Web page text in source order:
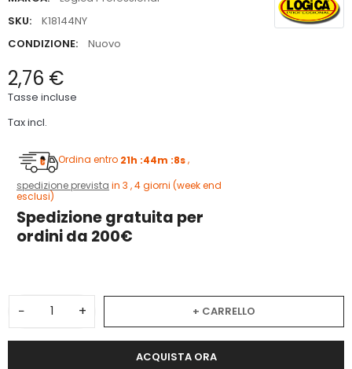
SKU:
K18144NY
CONDIZIONE:
Nuovo
2,76 €
Tasse incluse
Tax incl.
Ordina entro 21h :44m :7s,
spedizione prevista in 3 , 4 giorni (week end
esclusi)
Spedizione gratuita per
ordini da 200€
− + + CARRELLO
ACQUISTA ORA